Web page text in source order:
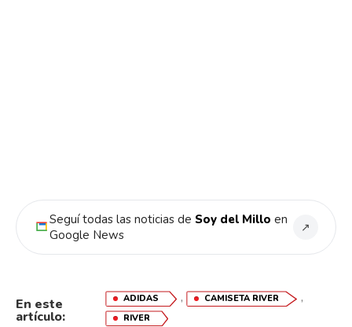
Seguí todas las noticias de Soy del Millo en
Google News
↗
En este
artículo:
ADIDAS , CAMISETA RIVER ,
RIVER